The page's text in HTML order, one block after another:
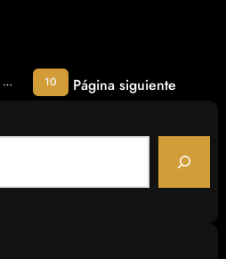
… 10 Página siguiente